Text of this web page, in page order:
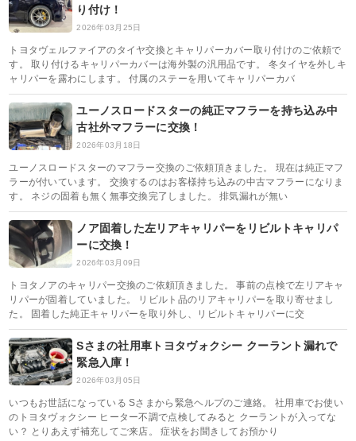
り付け！
2026年03月25日
トヨタヴェルファイアのタイヤ交換とキャリパーカバー取り付けのご依頼で
す。 取り付けるキャリパーカバーは海外製の汎用品です。 冬タイヤを外しキ
ャリパーを露わにします。 付属のステーを用いてキャリパーカバ
ユーノスロードスターの純正マフラーを持ち込み中
古社外マフラーに交換！
2026年03月18日
ユーノスロードスターのマフラー交換のご依頼頂きました。 現在は純正マフ
ラーが付いています。 交換するのはお客様持ち込みの中古マフラーになりま
す。 ネジの固着も無く無事交換完了しました。 排気漏れが無い
ノア固着した左リアキャリパーをリビルトキャリパ
ーに交換！
2026年03月09日
トヨタノアのキャリパー交換のご依頼頂きました。 事前の点検で左リアキャ
リパーが固着していました。 リビルト品のリアキャリパーを取り寄せまし
た。 固着した純正キャリパーを取り外し、リビルトキャリパーに交
Sさまの社用車トヨタヴォクシー クーラント漏れで
緊急入庫！
2026年03月05日
いつもお世話になっている Sさまから緊急ヘルプのご連絡。 社用車でお使い
のトヨタヴォクシー ヒーター不調で点検してみると クーラントが入ってな
い？ とりあえず補充してご来店。 症状をお聞きしてお預かり